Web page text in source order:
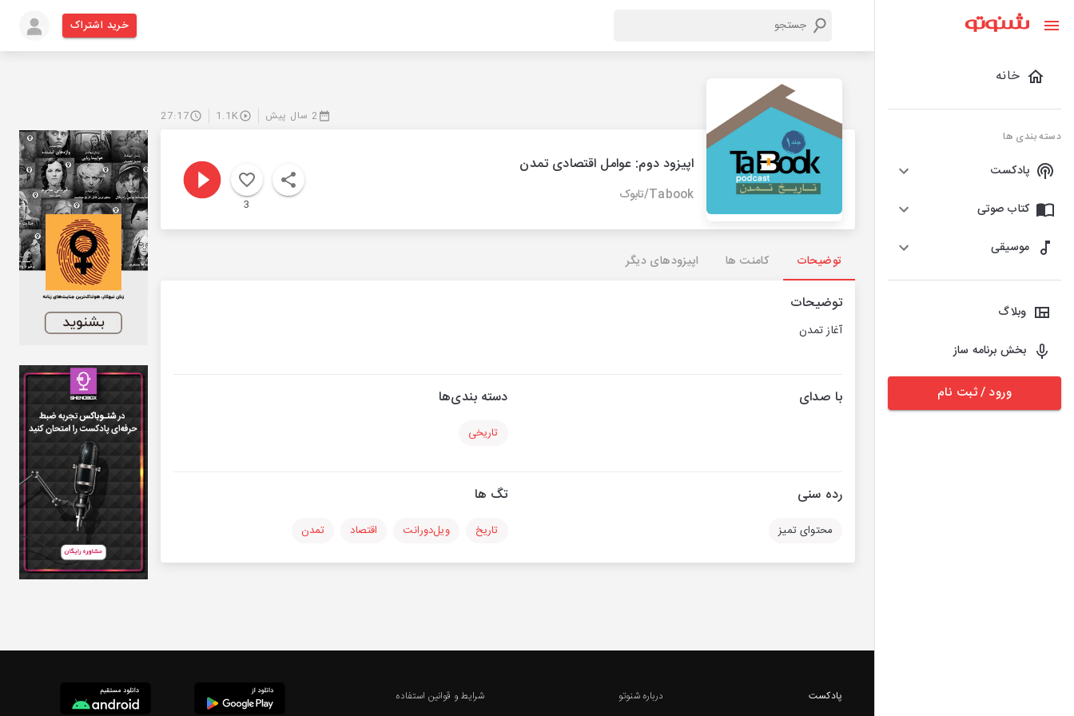
خانه
دسته بندی ها
پادکست
کتاب صوتی
موسیقی
وبلاگ
بخش برنامه ساز
ورود / ثبت نام
خرید اشتراک
2 سال پیش 1.1K
27:17
اپیزود دوم: عوامل اقتصادی تمدن
Tabook/تابوک
3
توضیحات کامنت ها اپیزودهای دیگر
توضیحات
آغاز تمدن
با صدای دسته بندی‌ها
تاریخی
رده سنی
محتوای تمیز
تگ ها
تاریخ ویل‌دورانت اقتصاد تمدن
پادکست
درباره شنوتو
شرایط و قوانین استفاده